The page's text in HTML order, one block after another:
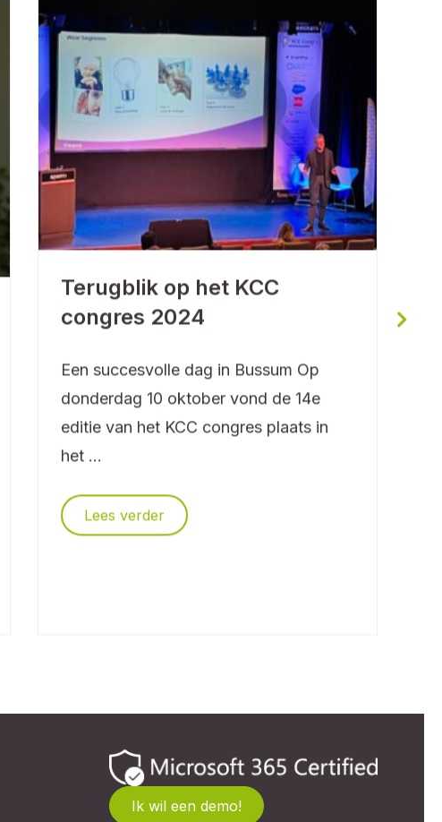
Terugblik op het KCC
congres 2024
Een succesvolle dag in Bussum Op
donderdag 10 oktober vond de 14e
editie van het KCC congres plaats in
het ...
Lees verder
Ik wil een demo!